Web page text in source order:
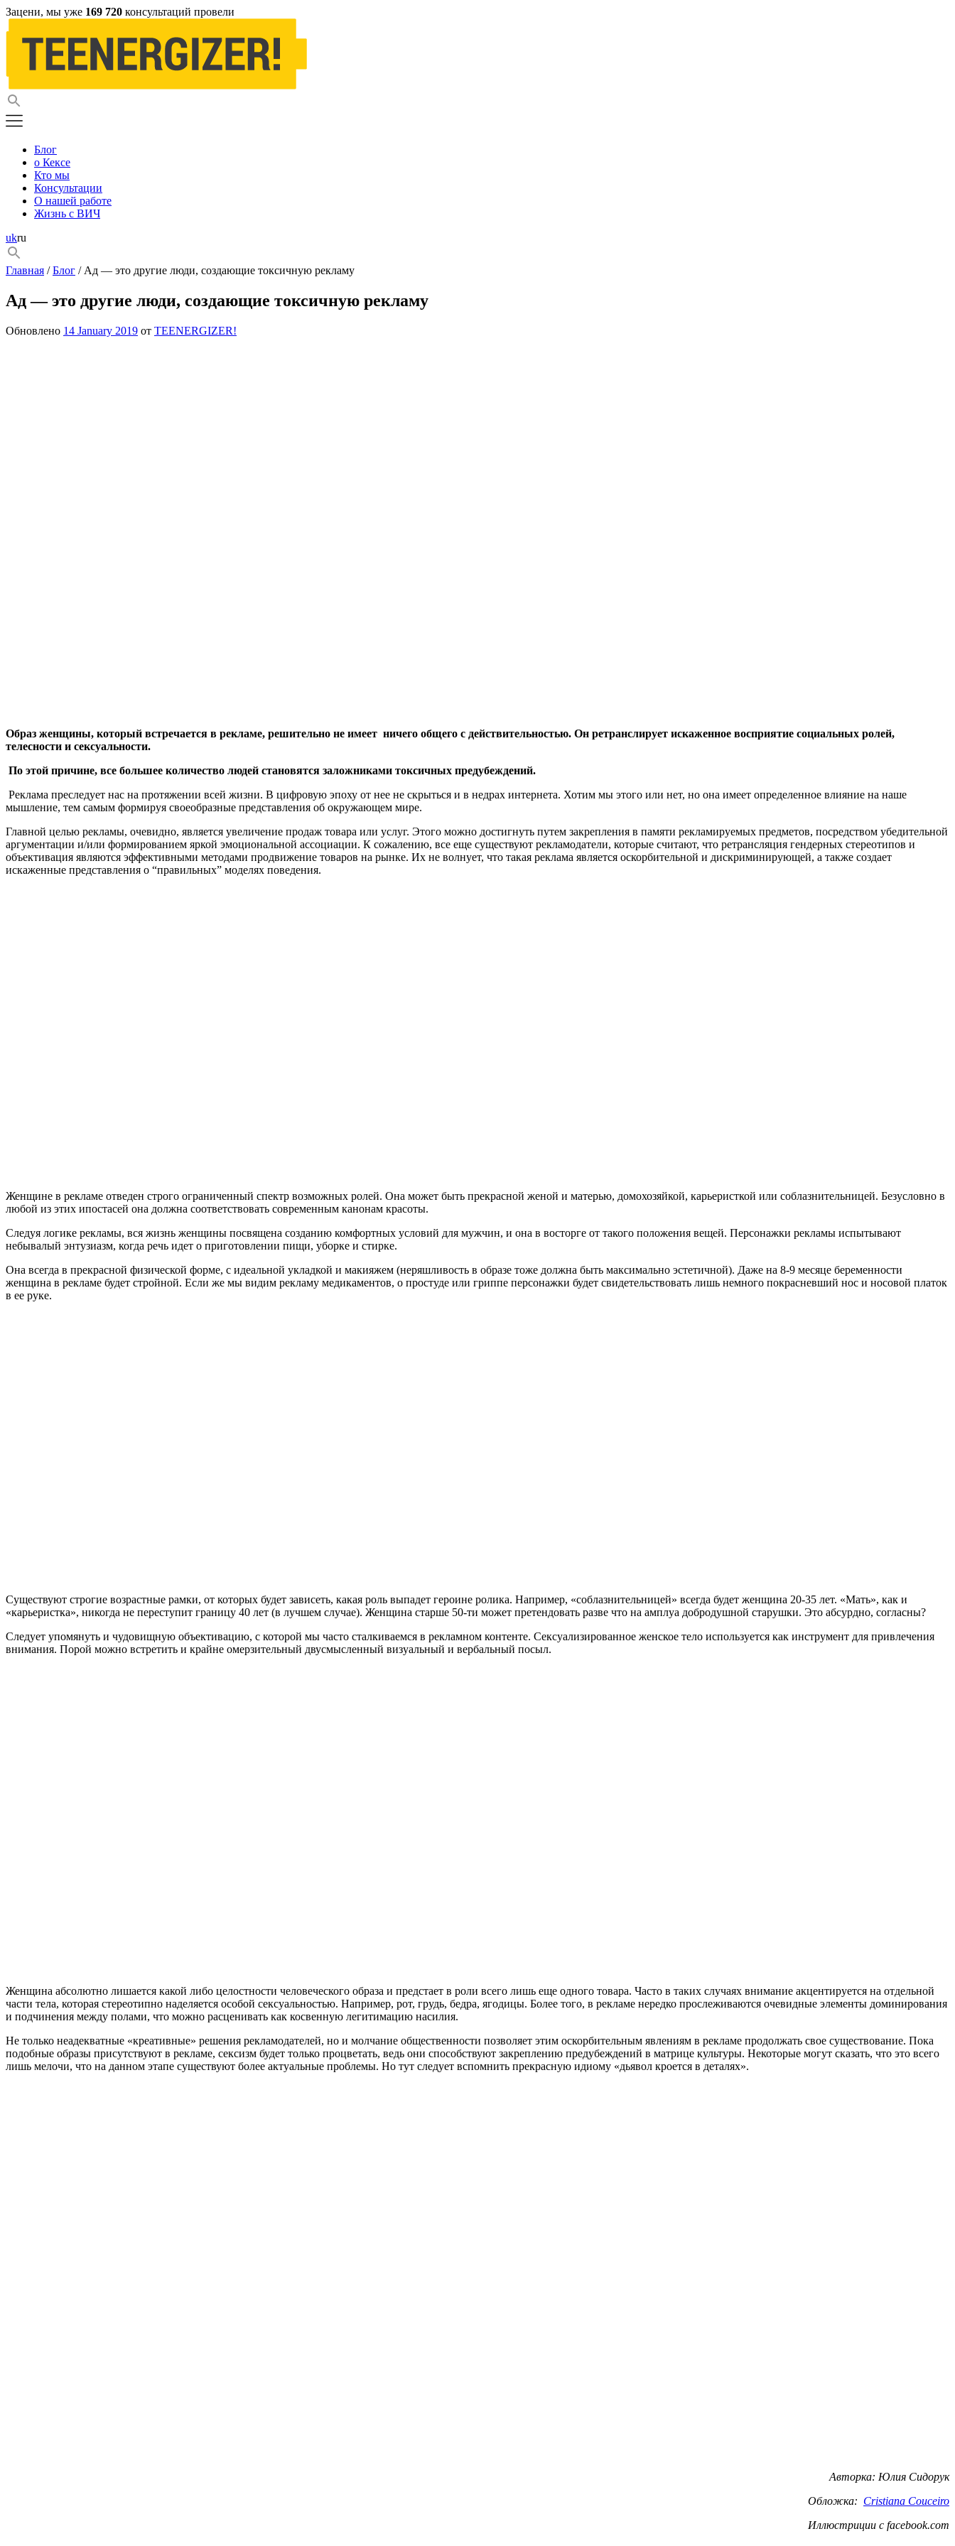
Зацени, мы уже 169 720 консультаций провели
Блог
о Кексе
Кто мы
Консультации
О нашей работе
Жизнь с ВИЧ
ukru
Главная /Блог / Ад — это другие люди, создающие токсичную рекламу
Ад — это другие люди, создающие токсичную рекламу
Обновлено 14 January 2019 от TEENERGIZER!
Образ женщины, который встречается в рекламе, решительно не имеет ничего общего с действительностью. Он ретранслирует искаженное восприятие социальных ролей,
телесности и сексуальности.
По этой причине, все большее количество людей становятся заложниками токсичных предубеждений.
Реклама преследует нас на протяжении всей жизни. В цифровую эпоху от нее не скрыться и в недрах интернета. Хотим мы этого или нет, но она имеет определенное влияние на наше
мышление, тем самым формируя своеобразные представления об окружающем мире.
Главной целью рекламы, очевидно, является увеличение продаж товара или услуг. Этого можно достигнуть путем закрепления в памяти рекламируемых предметов, посредством убедительной
аргументации и/или формированием яркой эмоциональной ассоциации. К сожалению, все еще существуют рекламодатели, которые считают, что ретрансляция гендерных стереотипов и
объективация являются эффективными методами продвижение товаров на рынке. Их не волнует, что такая реклама является оскорбительной и дискриминирующей, а также создает
искаженные представления о “правильных” моделях поведения.
Женщине в рекламе отведен строго ограниченный спектр возможных ролей. Она может быть прекрасной женой и матерью, домохозяйкой, карьеристкой или соблазнительницей. Безусловно в
любой из этих ипостасей она должна соответствовать современным канонам красоты.
Следуя логике рекламы, вся жизнь женщины посвящена созданию комфортных условий для мужчин, и она в восторге от такого положения вещей. Персонажки рекламы испытывают
небывалый энтузиазм, когда речь идет о приготовлении пищи, уборке и стирке.
Она всегда в прекрасной физической форме, с идеальной укладкой и макияжем (неряшливость в образе тоже должна быть максимально эстетичной). Даже на 8-9 месяце беременности
женщина в рекламе будет стройной. Если же мы видим рекламу медикаментов, о простуде или гриппе персонажки будет свидетельствовать лишь немного покрасневший нос и носовой платок
в ее руке.
Существуют строгие возрастные рамки, от которых будет зависеть, какая роль выпадет героине ролика. Например, «соблазнительницей» всегда будет женщина 20-35 лет. «Мать», как и
«карьеристка», никогда не переступит границу 40 лет (в лучшем случае). Женщина старше 50-ти может претендовать разве что на амплуа добродушной старушки. Это абсурдно, согласны?
Следует упомянуть и чудовищную объективацию, с которой мы часто сталкиваемся в рекламном контенте. Сексуализированное женское тело используется как инструмент для привлечения
внимания. Порой можно встретить и крайне омерзительный двусмысленный визуальный и вербальный посыл.
Женщина абсолютно лишается какой либо целостности человеческого образа и предстает в роли всего лишь еще одного товара. Часто в таких случаях внимание акцентируется на отдельной
части тела, которая стереотипно наделяется особой сексуальностью. Например, рот, грудь, бедра, ягодицы. Более того, в рекламе нередко прослеживаются очевидные элементы доминирования
и подчинения между полами, что можно расценивать как косвенную легитимацию насилия.
Не только неадекватные «креативные» решения рекламодателей, но и молчание общественности позволяет этим оскорбительным явлениям в рекламе продолжать свое существование. Пока
подобные образы присутствуют в рекламе, сексизм будет только процветать, ведь они способствуют закреплению предубеждений в матрице культуры. Некоторые могут сказать, что это всего
лишь мелочи, что на данном этапе существуют более актуальные проблемы. Но тут следует вспомнить прекрасную идиому «дьявол кроется в деталях».
Авторка: Юлия Сидорук
Обложка: Cristiana Couceiro
Иллюстриции с facebook.com